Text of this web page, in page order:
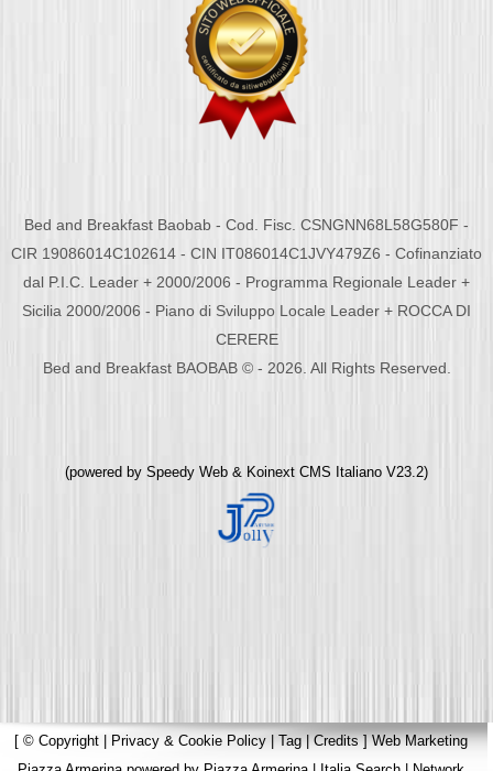
Bed and Breakfast Baobab - Cod. Fisc. CSNGNN68L58G580F -
CIR 19086014C102614 - CIN IT086014C1JVY479Z6 - Cofinanziato
dal P.I.C. Leader + 2000/2006 - Programma Regionale Leader +
Sicilia 2000/2006 - Piano di Sviluppo Locale Leader + ROCCA DI
CERERE
Bed and Breakfast BAOBAB © - 2026. All Rights Reserved.
(powered by Speedy Web & Koinext CMS Italiano V23.2)
[ © Copyright | Privacy & Cookie Policy | Tag|Credits]Web Marketing